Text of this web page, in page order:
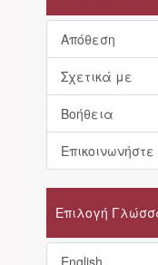
Απόθεση
Σχετικά με
Βοήθεια
Επιλογή
English